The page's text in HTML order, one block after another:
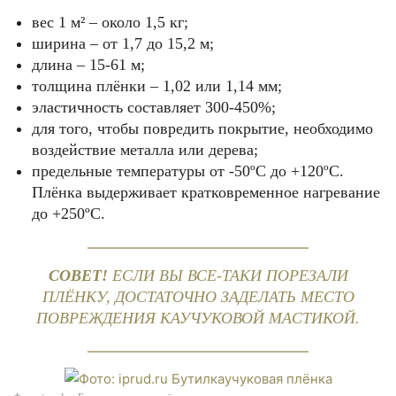
вес 1 м² – около 1,5 кг;
ширина – от 1,7 до 15,2 м;
длина – 15-61 м;
толщина плёнки – 1,02 или 1,14 мм;
эластичность составляет 300-450%;
для того, чтобы повредить покрытие, необходимо
воздействие металла или дерева;
предельные температуры от -50ºС до +120ºС.
Плёнка выдерживает кратковременное нагревание
до +250ºС.
СОВЕТ! ЕСЛИ ВЫ ВСЕ-ТАКИ ПОРЕЗАЛИ
ПЛЁНКУ, ДОСТАТОЧНО ЗАДЕЛАТЬ МЕСТО
ПОВРЕЖДЕНИЯ КАУЧУКОВОЙ МАСТИКОЙ.